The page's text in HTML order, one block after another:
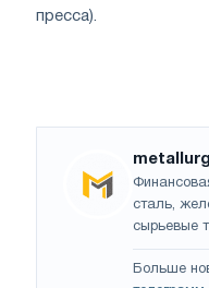
пресса).
сталь,
сырьевые
Больше